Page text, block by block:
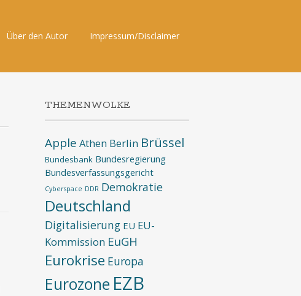
Über den Autor Impressum/Disclaimer
THEMENWOLKE
Apple Athen Berlin Brüssel
Bundesbank Bundesregierung
Bundesverfassungsgericht
Cyberspace DDR Demokratie
Deutschland
Digitalisierung EU EU-
Kommission EuGH
Eurokrise Europa
Eurozone EZB